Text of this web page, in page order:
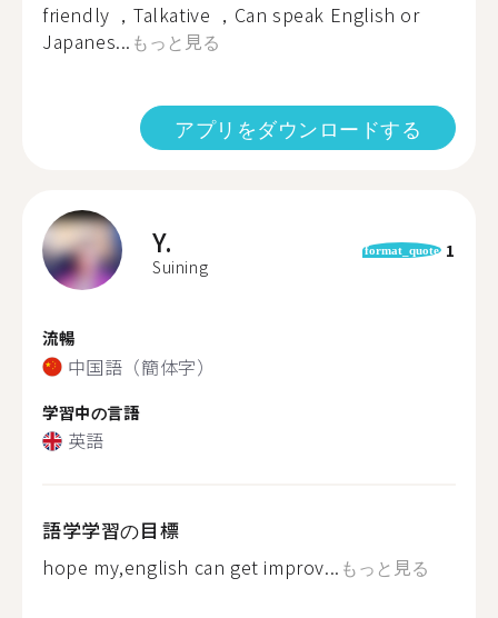
friendly ，Talkative ，Can speak English or
Japanes... もっと見る
アプリをダウンロードする
Y.
Suining
format_quote 1
流暢
中国語（簡体字）
学習中の言語
英語
語学学習の目標
hope my,english can get improv... もっと見る